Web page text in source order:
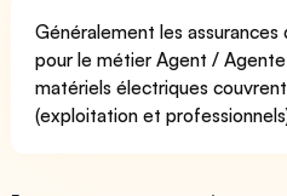
Généralement les
pour le métier Agent /
matériels électriques
(exploitation et